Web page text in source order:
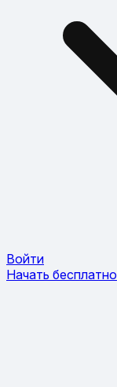
Войти
Начать бесплатно